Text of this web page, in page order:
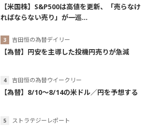
【米国株】S&P500は高値を更新、「売らなけ
ればならない売り」が一巡...
吉田恒の為替デイリー
【為替】円安を主導した投機円売りが急減
吉田恒の為替ウイークリー
【為替】8/10～8/14の米ドル／円を予想する
ストラテジーレポート